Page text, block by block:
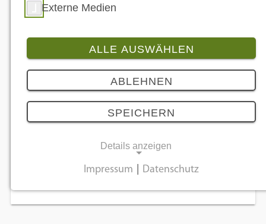
Turbo für Ihre Karriere
Sie suchen einen neuen Job in einer
hochspannenden Branche? Sie wollen sich mit
einem oder mehreren neuen Mitarbeitern
verstärken, die Ihr Unternehmen auf ein neues
Level heben? Da lohnt sich ein Blick in unsere
Stellenbörse. Jeden Monat in der World of Bike –
Sie suchen Mitarbeiter? Dann nichts wie los…
Jobanzeige aufgeben
Externe Medien
ALLE AUSWÄHLEN
ABLEHNEN
SPEICHERN
Details anzeigen
Notwendige Cookies ermöglichen
Impressum Datenschutz